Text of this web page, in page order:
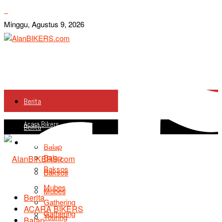
Minggu, Agustus 9, 2026
Berita
Acara Bikers
Balap
Baksos
Mubes
Gathering
Berita
Acara Bikers
Balap
Baksos
Mubes
Gathering
Touring
Berita
ACARA BIKERS